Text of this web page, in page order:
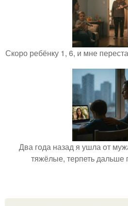
Скоро ребёнку 1, 6, и мне
Два года назад я ушла от
тяжёлые, терпеть дальше